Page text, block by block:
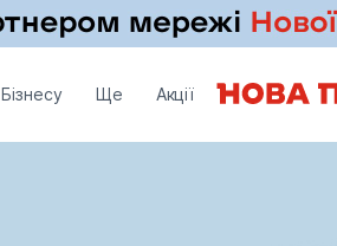
Бізнесу Ще Акції